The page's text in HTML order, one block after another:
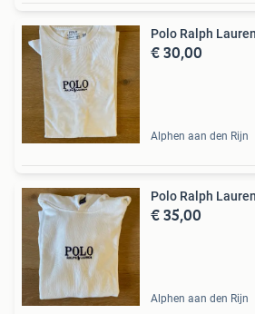
Polo Ralph
€ 30,00
Alphen aan den Rijn
Polo Ralph
€ 35,00
Alphen aan den Rijn